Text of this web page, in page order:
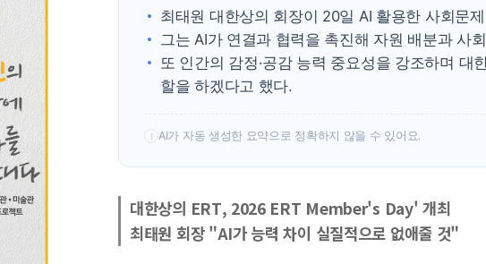
최태원 대한상의 회장이 20일 AI 활용한 사회문
그는 AI가 연결과 협력을 촉진해 자원 배분과 사
또 인간의 감정·공감 능력 중요성을 강조하며 대
할을 하겠다고 했다.
! AI가 자동 생성한 요약으로 정확하지 않을 수 있어요.
대한상의 ERT, 2026 ERT Member's Day' 개최
최태원 회장 "AI가 능력 차이 실질적으로 없애줄 것"